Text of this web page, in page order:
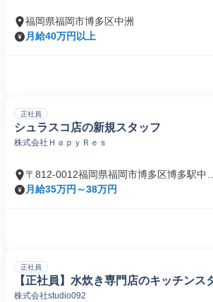
福岡県福岡市博多区中洲
月給40万円以上
正社員
シュラスコ店の新規スタッフ
株式会社ＨａｐｙＲｅｓ
〒812-0012福岡県福岡市博多区博多駅中央
街
月給35万円～38万円
正社員
【正社員】水炊き専門店のキッチンス
株式会社studio092